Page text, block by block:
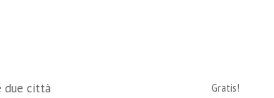
due città Gratis!